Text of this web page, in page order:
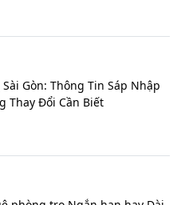
Gòn: Thông Tin Sáp Nhập
Thay Đổi Cần Biết